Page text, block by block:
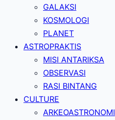
GALAKSI
KOSMOLOGI
PLANET
ASTROPRAKTIS
MISI ANTARIKSA
OBSERVASI
RASI BINTANG
CULTURE
ARKEOASTRONOMI